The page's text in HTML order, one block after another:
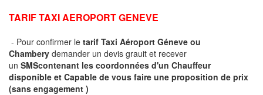
TARIF TAXI AEROPORT GENEVE
- Pour confirmer le tarif Taxi Aéroport Géneve ou
Chambery demander un devis grauit et recever
un SMScontenant les coordonnées d'un Chauffeur
disponible et Capable de vous faire une proposition de prix
(sans engagement )